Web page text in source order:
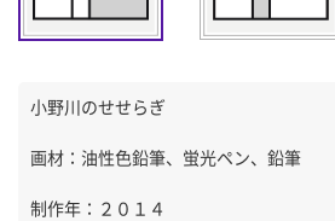
小野川のせせらぎ
画材：油性色鉛筆、蛍光ペン、鉛筆
制作年：２０１４